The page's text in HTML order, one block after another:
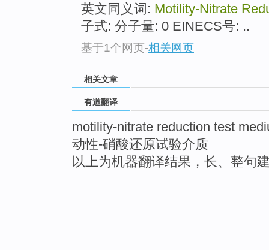
英文同义词: Motility-Nitrate
子式: 分子量: 0 EINECS号: ..
基于1个网页-相关网页
相关文章
有道翻译
motility-nitrate reduction test
动性-硝酸还原试验介质
以上为机器翻译结果，长、整句